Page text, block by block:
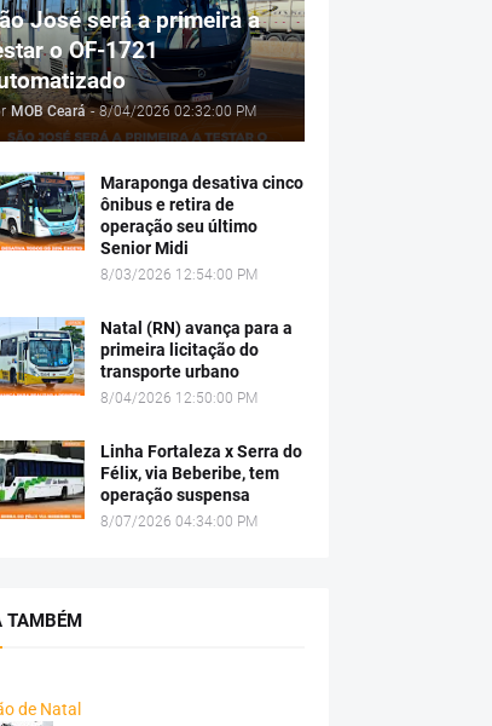
José será a primeira a
o OF-1721
MOB Ceará - 8/04/2026 02:32:00 PM
Maraponga desativa cinco
ônibus e retira de
operação seu último
Senior Midi
8/03/2026 12:54:00 PM
Natal (RN) avança para a
primeira licitação do
transporte urbano
8/04/2026 12:50:00 PM
Linha Fortaleza x Serra do
Félix, via Beberibe, tem
operação suspensa
8/07/2026 04:34:00 PM
TAMBÉM
de Natal